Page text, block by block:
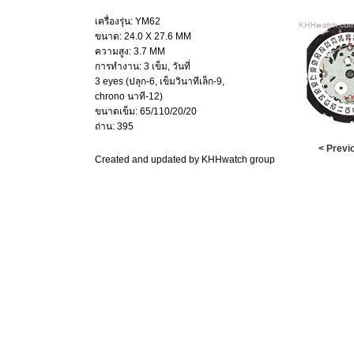
เครื่องรุ่น: YM62
ขนาด: 24.0 X 27.6 MM
ความสูง: 3.7 MM
การทำงาน: 3 เข็ม, วันที่
3 eyes (ปลุก-6, เข็มวินาทีเล็ก-9,
chrono นาที-12)
ขนาดเข็ม: 65/110/20/20
ถ่าน: 395
<
Created and updated by KHHwatch group